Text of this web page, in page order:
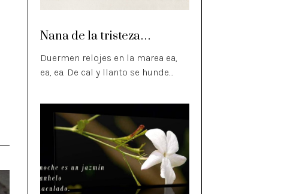
Nana de la tristeza…
Duermen relojes en la marea ea,
ea, ea. De cal y llanto se hunde…